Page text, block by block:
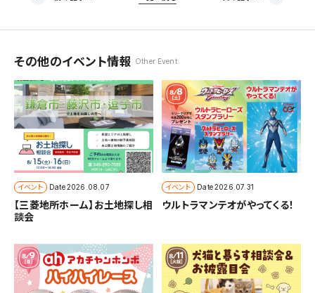
その他のイベント情報 Other Event
イベント Date2026.08.07
【三菱地所ホーム】お土地探し相
談会
イベント Date2026.07.31
ウルトラマンテオがやってくる！